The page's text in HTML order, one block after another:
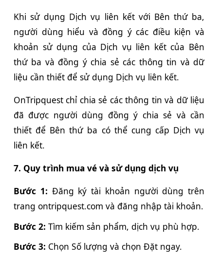
Khi sử dụng Dịch vụ liên kết với Bên thứ ba,
người dùng hiểu và đồng ý các điều kiện và
khoản sử dụng của Dịch vụ liên kết của Bên
thứ ba và đồng ý chia sẻ các thông tin và dữ
liệu cần thiết để sử dụng Dịch vụ liên kết.
OnTripquest chỉ chia sẻ các thông tin và dữ liệu
đã được người dùng đồng ý chia sẻ và cần
thiết để Bên thứ ba có thể cung cấp Dịch vụ
liên kết.
7. Quy trình mua vé và sử dụng dịch vụ
Bước 1: Đăng ký tài khoản người dùng trên
trang ontripquest.com và đăng nhập tài khoản.
Bước 2: Tìm kiếm sản phẩm, dịch vụ phù hợp.
Bước 3: Chọn Số lượng và chọn Đặt ngay.